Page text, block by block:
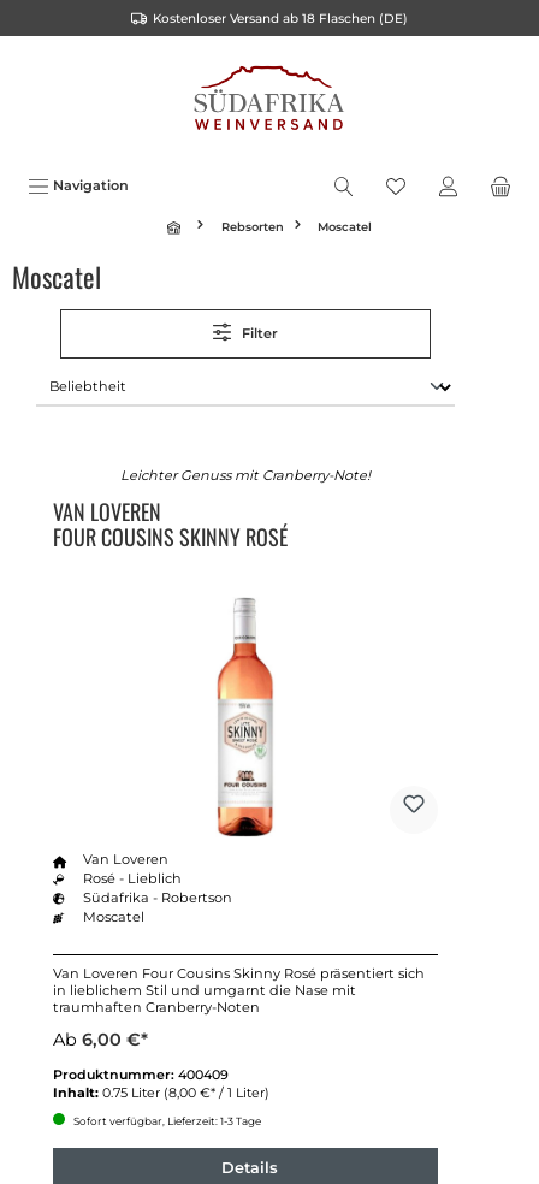
Kostenloser Versand ab 18 Flaschen (DE)
Navigation
Rebsorten Moscatel
Moscatel
Filter
Leichter Genuss mit Cranberry-Note!
VAN LOVEREN
FOUR COUSINS SKINNY ROSÉ
Van Loveren
Rosé - Lieblich
Südafrika - Robertson
Moscatel
Van Loveren Four Cousins Skinny Rosé präsentiert sich
in lieblichem Stil und umgarnt die Nase mit
traumhaften Cranberry-Noten
Ab 6,00 €*
Produktnummer: 400409
Inhalt: 0.75 Liter (8,00 €* / 1 Liter)
Sofort verfügbar, Lieferzeit: 1-3 Tage
Details